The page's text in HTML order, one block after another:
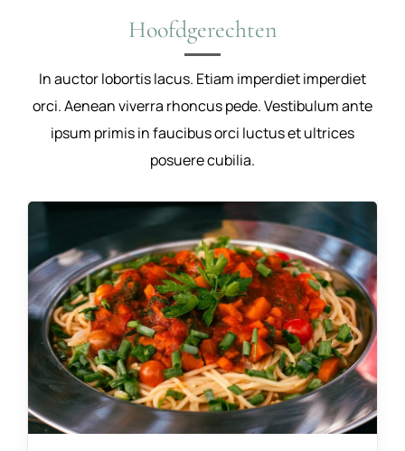
Hoofdgerechten
In auctor lobortis lacus. Etiam imperdiet imperdiet
orci. Aenean viverra rhoncus pede. Vestibulum ante
ipsum primis in faucibus orci luctus et ultrices
posuere cubilia.